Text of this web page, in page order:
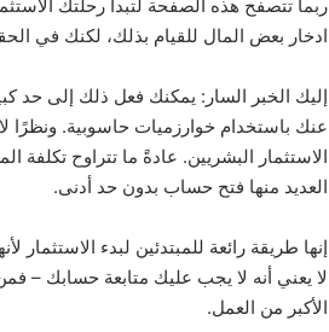
ربما تتصفح هذه الصفحة لتبدأ رحلتك
ادخار بعض المال للقيام بذلك، لكنك في
إليك الخبر السار: يمكنك فعل ذلك إلى حد
عنك باستخدام خوارزميات حاسوبية. ونظرًا
العديد منها فتح حساب بدون حد أدنى.
إنها طريقة رائعة للمبتدئين لبدء
لا يعني أنه لا يجب عليك متابعة حسابك –
الأكبر من العمل.